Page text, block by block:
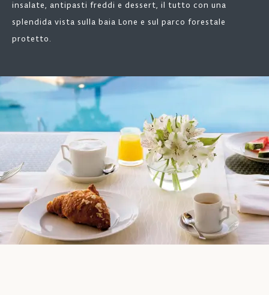
insalate, antipasti freddi e dessert, il tutto con una
splendida vista sulla baia Lone e sul parco forestale
protetto.